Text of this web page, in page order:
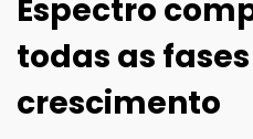
Espectro
todas as
crescimento